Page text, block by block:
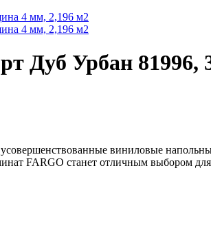
Дуб Урбан 81996,
виниловые
FARGO станет отличным выбором для